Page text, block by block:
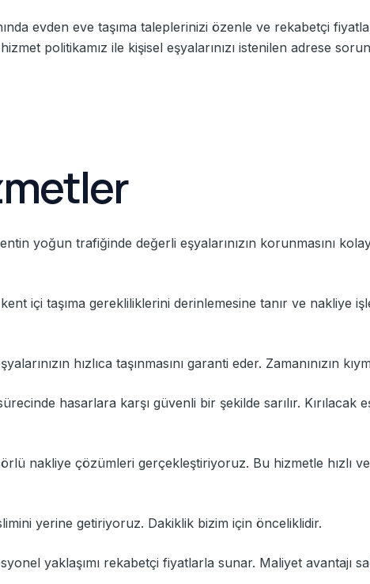
evden eve taşıma taleplerinizi özenle ve rekabetçi
politikamız ile kişisel eşyalarınızı istenilen adrese
yoğun trafiğinde değerli eşyalarınızın korunmasını
içi taşıma gerekliliklerini derinlemesine tanır ve nakliye
hızlıca taşınmasını garanti eder. Zamanınızın
hasarlara karşı güvenli bir şekilde sarılır. Kırılacak
nakliye çözümleri gerçekleştiriyoruz. Bu hizmetle hızlı
yerine getiriyoruz. Dakiklik bizim için önceliklidir.
yaklaşımı rekabetçi fiyatlarla sunar. Maliyet avantajı